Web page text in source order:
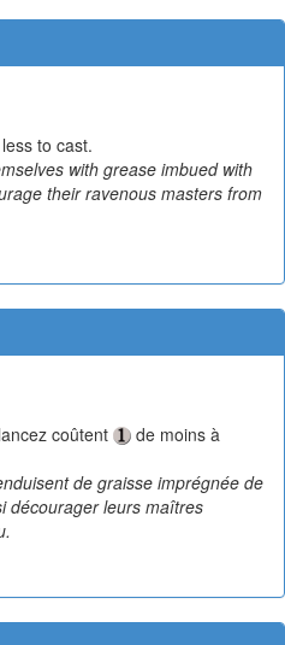
less to cast.
with grease imbued with
their ravenous masters from
coûtent
de moins à
de graisse imprégnée de
décourager leurs maîtres